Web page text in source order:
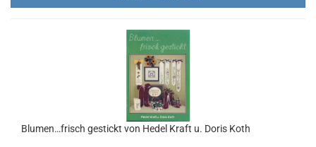
Blumen…frisch gestickt von Hedel Kraft u. Doris Koth